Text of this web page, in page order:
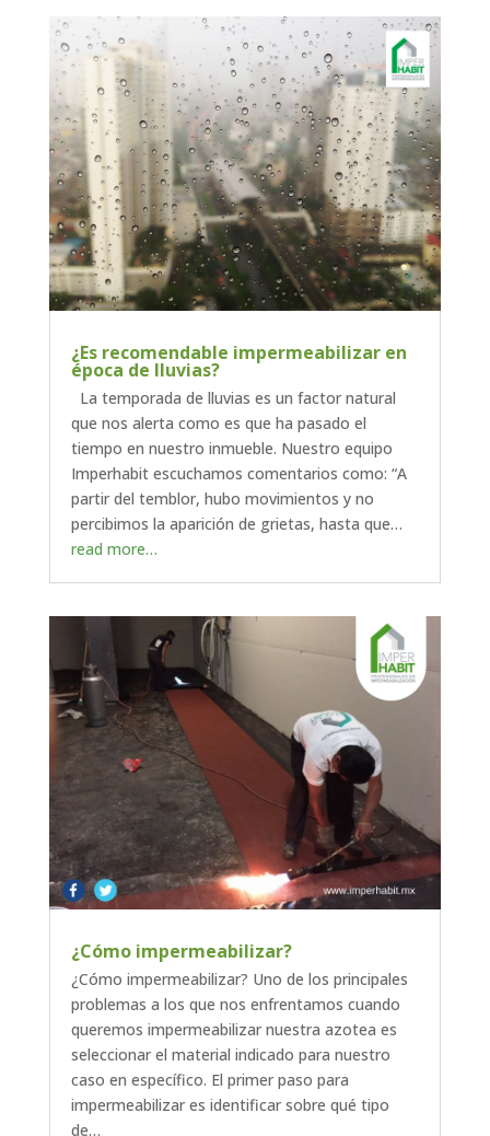
¿Es recomendable impermeabilizar en
época de lluvias?
La temporada de lluvias es un factor natural
que nos alerta como es que ha pasado el
tiempo en nuestro inmueble. Nuestro equipo
Imperhabit escuchamos comentarios como: “A
partir del temblor, hubo movimientos y no
percibimos la aparición de grietas, hasta que…
read more…
¿Cómo impermeabilizar?
¿Cómo impermeabilizar? Uno de los principales
problemas a los que nos enfrentamos cuando
queremos impermeabilizar nuestra azotea es
seleccionar el material indicado para nuestro
caso en específico. El primer paso para
impermeabilizar es identificar sobre qué tipo
de…